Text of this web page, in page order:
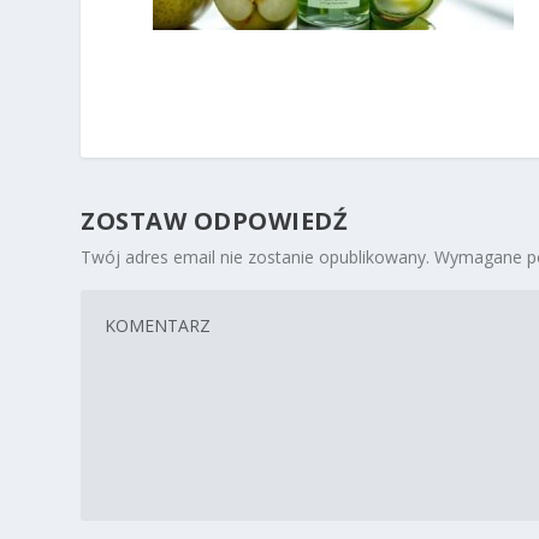
ZOSTAW ODPOWIEDŹ
Twój adres email nie zostanie opublikowany. Wymagane